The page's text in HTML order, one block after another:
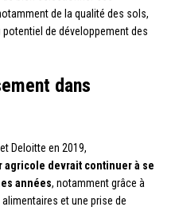
de la qualité des sols,
de développement des
dans
Deloitte en 2019,
agricole devrait continuer à se
années, notamment grâce à
et une prise de